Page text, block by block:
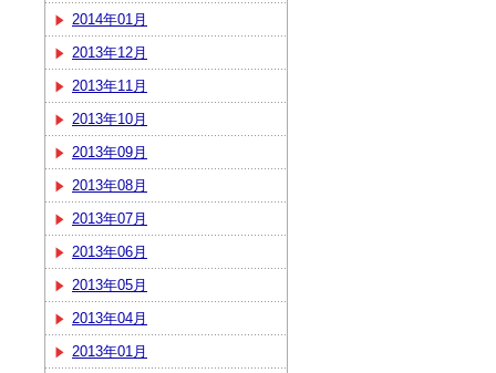
2014年01月
2013年12月
2013年11月
2013年10月
2013年09月
2013年08月
2013年07月
2013年06月
2013年05月
2013年04月
2013年01月